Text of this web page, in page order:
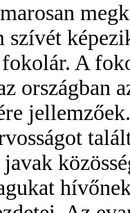
A
országban